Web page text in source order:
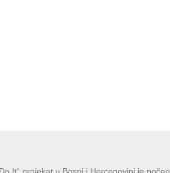
Do It“ projekat u Bosni i Hercegovini je počeo